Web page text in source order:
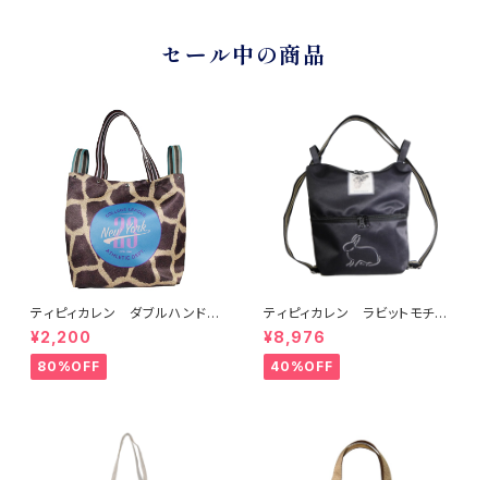
セール中の商品
ティピィカレン ダブルハンドル
ジラフビッグトートバッグ
¥2,200
80%OFF
ティピィカレン ラビットモチー
フ2WAYショルダーリュック
¥8,976
40%OFF